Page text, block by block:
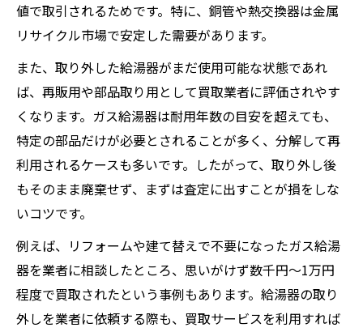
値で取引されるためです。特に、銅管や熱交換器は金属
リサイクル市場で安定した需要があります。
また、取り外した給湯器がまだ使用可能な状態であれ
ば、再販用や部品取り用として買取業者に評価されやす
くなります。ガス給湯器は耐用年数の目安を超えても、
特定の部品だけが必要とされることが多く、分解して再
利用されるケースも多いです。したがって、取り外し後
もそのまま廃棄せず、まずは査定に出すことが損をしな
いコツです。
例えば、リフォームや建て替えで不要になったガス給湯
器を業者に相談したところ、思いがけず数千円〜1万円
程度で買取されたという事例もあります。給湯器の取り
外しを業者に依頼する際も、買取サービスを利用すれば